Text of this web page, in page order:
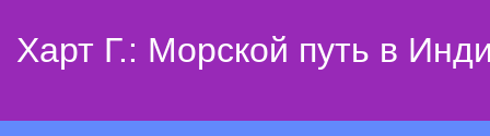
Харт Г.: Морской путь в